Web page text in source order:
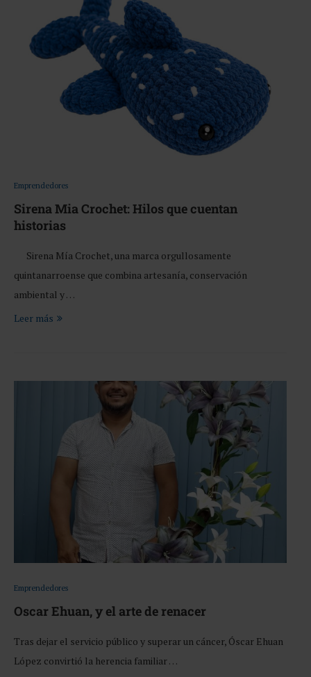
Emprendedores
Sirena Mia Crochet: Hilos que cuentan
historias
Sirena Mía Crochet, una marca orgullosamente
quintanarroense que combina artesanía, conservación
ambiental y …
Leer más
Emprendedores
Oscar Ehuan, y el arte de renacer
Tras dejar el servicio público y superar un cáncer, Óscar Ehuan
López convirtió la herencia familiar …